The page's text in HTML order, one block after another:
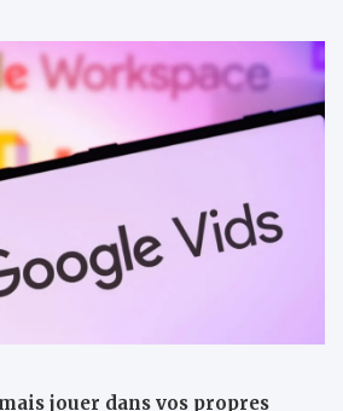
jouer dans vos propres